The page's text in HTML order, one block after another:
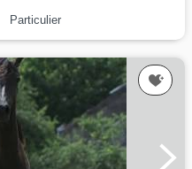
Particulier